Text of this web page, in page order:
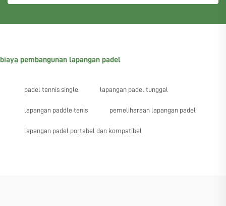
biaya pembangunan lapangan padel
padel tennis single lapangan padel tunggal
lapangan paddle tenis pemeliharaan lapangan padel
lapangan padel portabel dan kompatibel